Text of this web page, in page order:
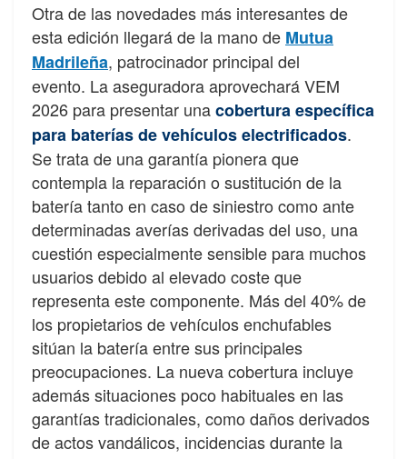
Otra de las novedades más interesantes de
esta edición llegará de la mano de Mutua
Madrileña, patrocinador principal del
evento. La aseguradora aprovechará VEM
2026 para presentar unacobertura específica
para baterías de vehículos electrificados.
Se trata de una garantía pionera que
contempla la reparación o sustitución de la
batería tanto en caso de siniestro como ante
determinadas averías derivadas del uso, una
cuestión especialmente sensible para muchos
usuarios debido al elevado coste que
representa este componente. Más del 40% de
los propietarios de vehículos enchufables
sitúan la batería entre sus principales
preocupaciones. La nueva cobertura incluye
además situaciones poco habituales en las
garantías tradicionales, como daños derivados
de actos vandálicos, incidencias durante la